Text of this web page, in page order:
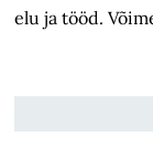
elu ja tööd.